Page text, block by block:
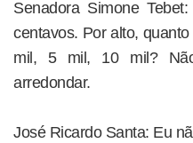
Senadora Simone
centavos. Por alto,
mil, 5 mil, 10 mil?
arredondar.
José Ricardo Santa: Eu